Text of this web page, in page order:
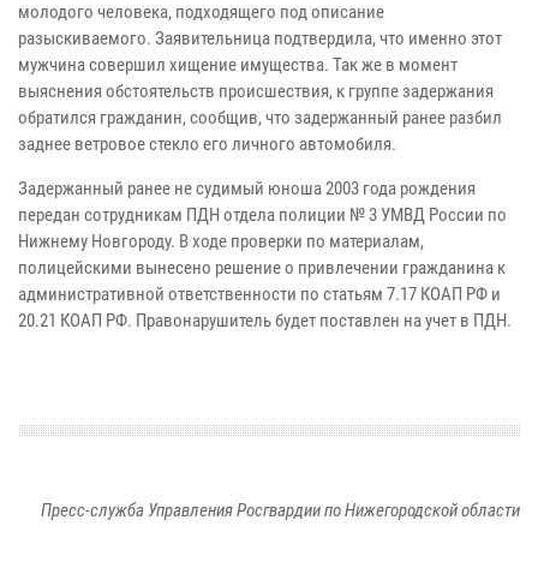
молодого человека, подходящего под описание
разыскиваемого. Заявительница подтвердила, что именно этот
мужчина совершил хищение имущества. Так же в момент
выяснения обстоятельств происшествия, к группе задержания
обратился гражданин, сообщив, что задержанный ранее разбил
заднее ветровое стекло его личного автомобиля.
Задержанный ранее не судимый юноша 2003 года рождения
передан сотрудникам ПДН отдела полиции № 3 УМВД России по
Нижнему Новгороду. В ходе проверки по материалам,
полицейскими вынесено решение о привлечении гражданина к
административной ответственности по статьям 7.17 КОАП РФ и
20.21 КОАП РФ. Правонарушитель будет поставлен на учет в ПДН.
Пресс-служба Управления Росгвардии по Нижегородской области